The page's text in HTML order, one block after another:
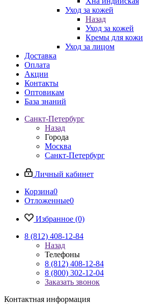
Уход за кожей
Назад
Уход за кожей
Кремы для кожи
Уход за лицом
Доставка
Оплата
Акции
Контакты
Оптовикам
База знаний
Санкт-Петербург
Назад
Города
Москва
Санкт-Петербург
Личный кабинет
Корзина0
Отложенные0
Избранное (0)
8 (812) 408-12-84
Назад
Телефоны
8 (812) 408-12-84
8 (800) 302-12-04
Заказать звонок
Контактная информация